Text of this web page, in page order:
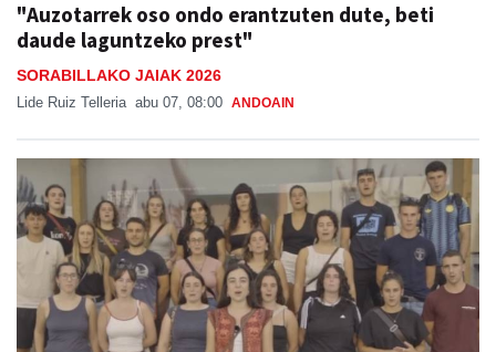
"Auzotarrek oso ondo erantzuten dute, beti
daude laguntzeko prest"
SORABILLAKO JAIAK 2026
Lide Ruiz Telleria abu 07, 08:00 ANDOAIN